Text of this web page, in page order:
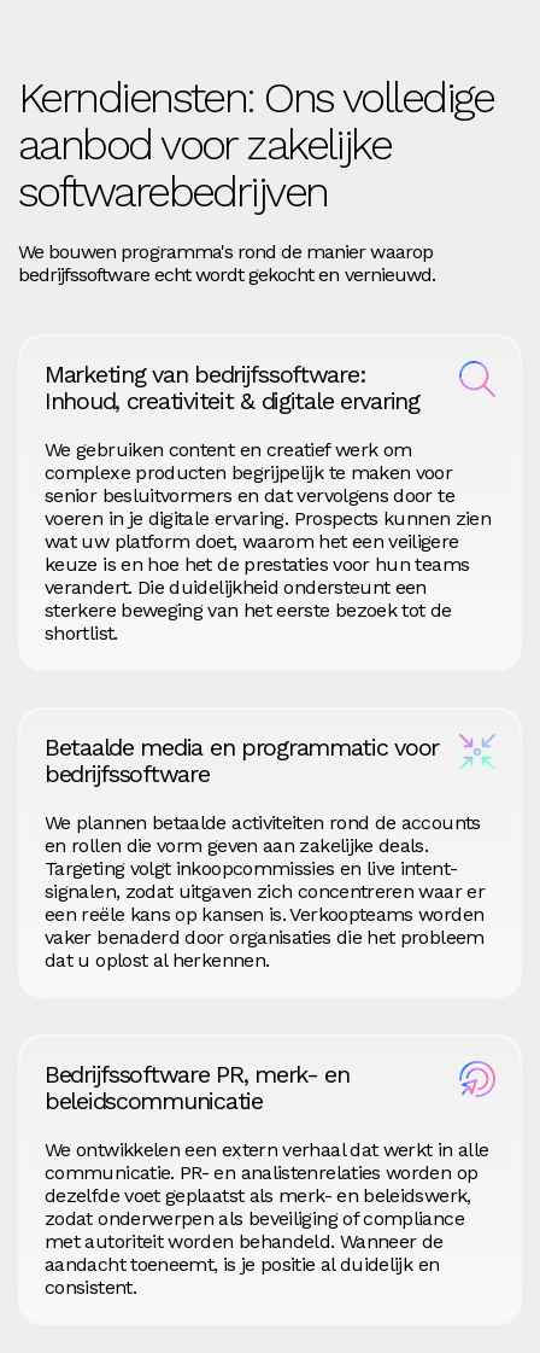
Kerndiensten: Ons volledige
aanbod voor zakelijke
softwarebedrijven
We bouwen programma's rond de manier waarop
bedrijfssoftware echt wordt gekocht en vernieuwd.
Marketing van bedrijfssoftware:
Inhoud, creativiteit & digitale ervaring
We gebruiken content en creatief werk om
complexe producten begrijpelijk te maken voor
senior besluitvormers en dat vervolgens door te
voeren in je digitale ervaring. Prospects kunnen zien
wat uw platform doet, waarom het een veiligere
keuze is en hoe het de prestaties voor hun teams
verandert. Die duidelijkheid ondersteunt een
sterkere beweging van het eerste bezoek tot de
shortlist.
Betaalde media en programmatic voor
bedrijfssoftware
We plannen betaalde activiteiten rond de accounts
en rollen die vorm geven aan zakelijke deals.
Targeting volgt inkoopcommissies en live intent-
signalen, zodat uitgaven zich concentreren waar er
een reële kans op kansen is. Verkoopteams worden
vaker benaderd door organisaties die het probleem
dat u oplost al herkennen.
Bedrijfssoftware PR, merk- en
beleidscommunicatie
We ontwikkelen een extern verhaal dat werkt in alle
communicatie. PR- en analistenrelaties worden op
dezelfde voet geplaatst als merk- en beleidswerk,
zodat onderwerpen als beveiliging of compliance
met autoriteit worden behandeld. Wanneer de
aandacht toeneemt, is je positie al duidelijk en
consistent.